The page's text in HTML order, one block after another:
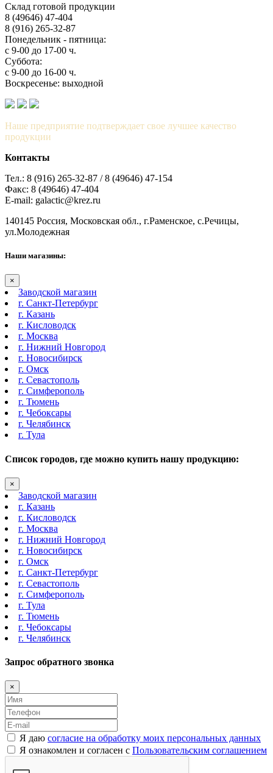
Склад готовой продукции
8 (49646) 47-404
8 (916) 265-32-87
Понедельник - пятница:
с 9-00 до 17-00 ч.
Суббота:
с 9-00 до 16-00 ч.
Воскресенье: выходной
Наше предприятие подтверждает свое лучшее качество
продукции
Контакты
Тел.: 8 (916) 265-32-87 / 8 (49646) 47-154
Факс: 8 (49646) 47-404
E-mail: galactic@krez.ru
140145 Россия, Московская обл., г.Раменское, с.Речицы,
ул.Молодежная
Наши магазины:
×
Заводской магазин
г. Санкт-Петербург
г. Казань
г. Кисловодск
г. Москва
г. Нижний Новгород
г. Новосибирск
г. Омск
г. Севастополь
г. Симферополь
г. Тюмень
г. Чебоксары
г. Челябинск
г. Тула
Список городов, где можно купить нашу продукцию:
×
Заводской магазин
г. Казань
г. Кисловодск
г. Москва
г. Нижний Новгород
г. Новосибирск
г. Омск
г. Санкт-Петербург
г. Севастополь
г. Симферополь
г. Тула
г. Тюмень
г. Чебоксары
г. Челябинск
Запрос обратного звонка
×
Я даю согласие на обработку моих персональных данных
Я ознакомлен и согласен с Пользовательским соглашением